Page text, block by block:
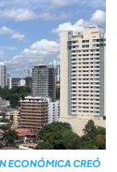
ECONÓMICA CREÓ